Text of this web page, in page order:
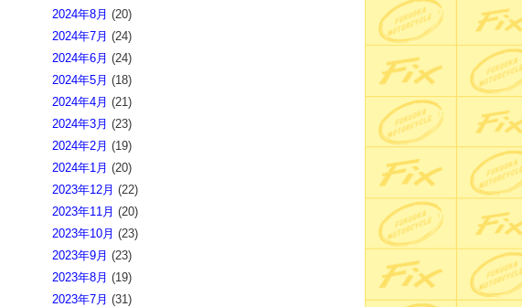
2024年8月 (20)
2024年7月 (24)
2024年6月 (24)
2024年5月 (18)
2024年4月 (21)
2024年3月 (23)
2024年2月 (19)
2024年1月 (20)
2023年12月 (22)
2023年11月 (20)
2023年10月 (23)
2023年9月 (23)
2023年8月 (19)
2023年7月 (31)